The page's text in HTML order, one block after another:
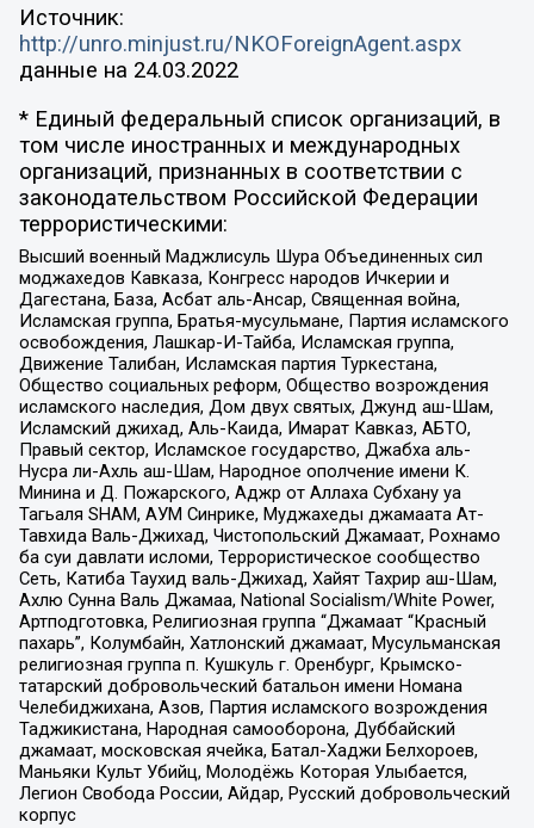
Источник:
http://unro.minjust.ru/NKOForeignAgent.aspx
данные на 24.03.2022
* Единый федеральный список организаций, в
том числе иностранных и международных
организаций, признанных в соответствии с
законодательством Российской Федерации
террористическими:
Высший военный Маджлисуль Шура Объединенных сил
моджахедов Кавказа, Конгресс народов Ичкерии и
Дагестана, База, Асбат аль-Ансар, Священная война,
Исламская группа, Братья-мусульмане, Партия исламского
освобождения, Лашкар-И-Тайба, Исламская группа,
Движение Талибан, Исламская партия Туркестана,
Общество социальных реформ, Общество возрождения
исламского наследия, Дом двух святых, Джунд аш-Шам,
Исламский джихад, Аль-Каида, Имарат Кавказ, АБТО,
Правый сектор, Исламское государство, Джабха аль-
Нусра ли-Ахль аш-Шам, Народное ополчение имени К.
Минина и Д. Пожарского, Аджр от Аллаха Субхану уа
Тагьаля SHAM, АУМ Синрике, Муджахеды джамаата Ат-
Тавхида Валь-Джихад, Чистопольский Джамаат, Рохнамо
ба суи давлати исломи, Террористическое сообщество
Сеть, Катиба Таухид валь-Джихад, Хайят Тахрир аш-Шам,
Ахлю Сунна Валь Джамаа, National Socialism/White Power,
Артподготовка, Религиозная группа “Джамаат “Красный
пахарь”, Колумбайн, Хатлонский джамаат, Мусульманская
религиозная группа п. Кушкуль г. Оренбург, Крымско-
татарский добровольческий батальон имени Номана
Челебиджихана, Азов, Партия исламского возрождения
Таджикистана, Народная самооборона, Дуббайский
джамаат, московская ячейка, Батал-Хаджи Белхороев,
Маньяки Культ Убийц, Молодёжь Которая Улыбается,
Легион Свобода России, Айдар, Русский добровольческий
корпус